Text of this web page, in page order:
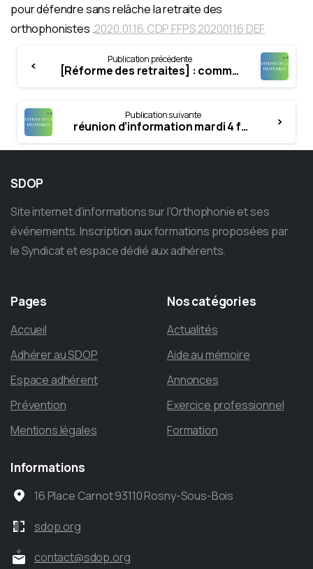
pour défendre sans relâche la retraite des
orthophonistes .2020.01.16.CDP FFPS 20200116 DEF
Reading
Publication précédente
[Réforme des retraites] : communiqué de presse de la FFPS du 9 janvier 2020
Publication suivante
réunion d’information mardi 4 février 2020
SDOP
Site internet d’informations sur l’Orthophonie et ses
événements. Inscription aux formations proposées par
le Syndicat et espace dédié aux adhérents.
Pages
Accueil
Adhérer au SDOP
Espace adhérent
Prévention
Mentions légales
Noscatégories
Actualités
Aide au mémoire
Annonces
Exercice professionnel
Formation
Informations
16 Place Carnot 93110 Rosny-Sous-Bois
sdop.org
contact@sdop.org